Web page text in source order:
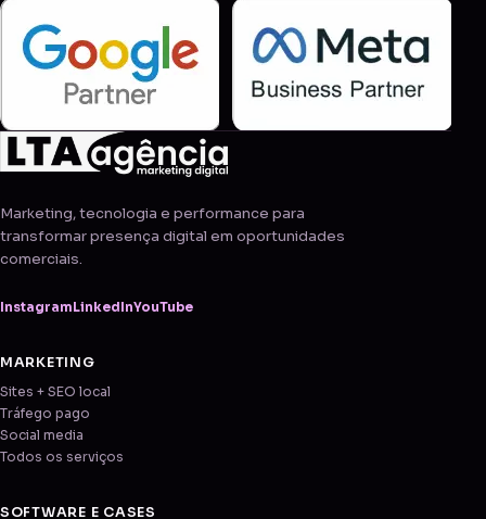
Marketing, tecnologia e performance para
transformar presença digital em oportunidades
comerciais.
Instagram LinkedInYouTube
MARKETING
Sites + SEO local
Tráfego pago
Social media
Todos os serviços
SOFTWARE E CASES